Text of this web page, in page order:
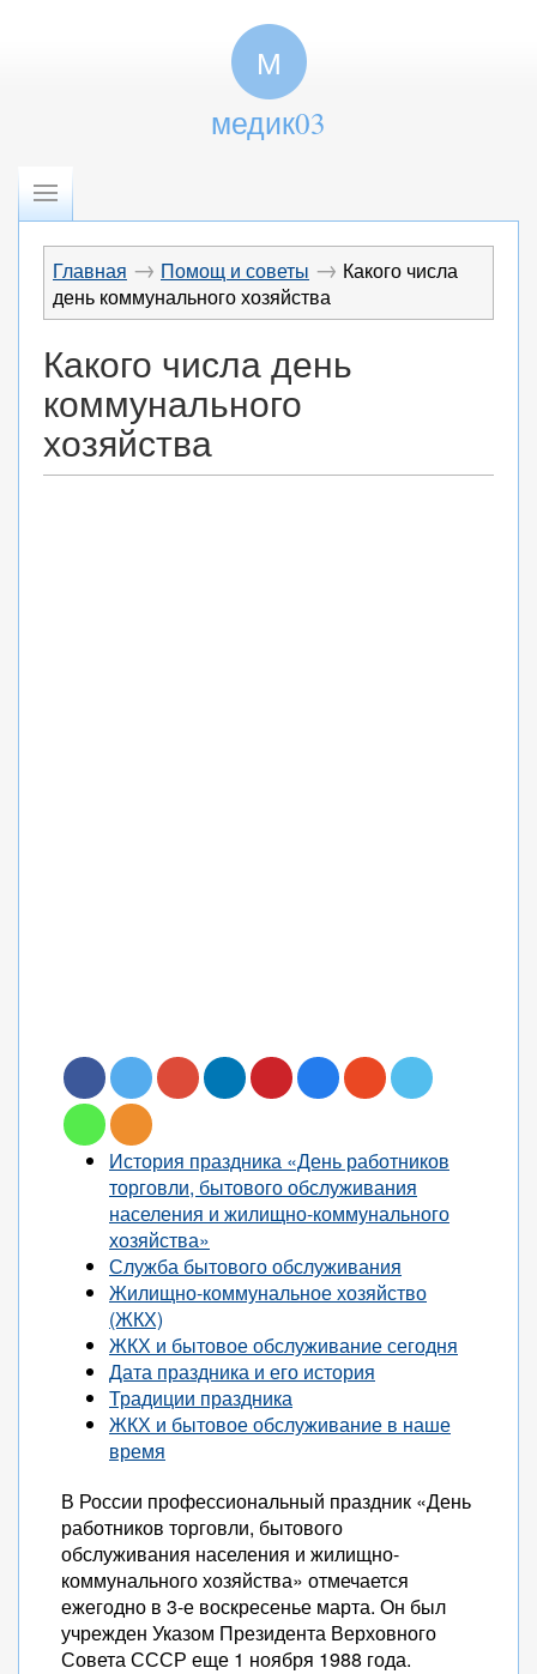
М
медик03
Главная → Помощ и советы → Какого числа
день коммунального хозяйства
Какого числа день
коммунального
хозяйства
История праздника «День работников
торговли, бытового обслуживания
населения и жилищно-коммунального
хозяйства»
Служба бытового обслуживания
Жилищно-коммунальное хозяйство
(ЖКХ)
ЖКХ и бытовое обслуживание сегодня
Дата праздника и его история
Традиции праздника
ЖКХ и бытовое обслуживание в наше
время
В России профессиональный праздник «День
работников торговли, бытового
обслуживания населения и жилищно-
коммунального хозяйства» отмечается
ежегодно в 3-е воскресенье марта. Он был
учрежден Указом Президента Верховного
Совета СССР еще 1 ноября 1988 года.